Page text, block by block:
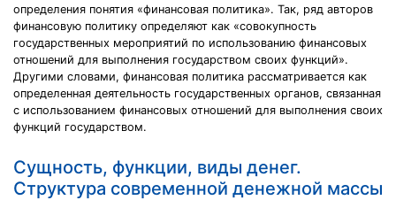
определения понятия «финансовая политика». Так, ряд авторов
финансовую политику определяют как «совокупность
государственных мероприятий по использованию финансовых
отношений для выполнения государством своих функций».
Другими словами, финансовая политика рассматривается как
определенная деятельность государственных органов, связанная
с использованием финансовых отношений для выполнения своих
функций государством.
Сущность, функции, виды денег.
Структура современной денежной массы